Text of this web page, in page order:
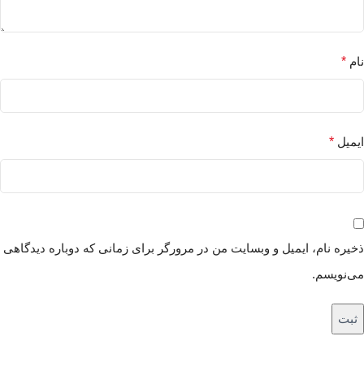
نام *
ایمیل *
ذخیره نام، ایمیل و وبسایت من در مرورگر برای زمانی که دوباره دیدگاهی
می‌نویسم.